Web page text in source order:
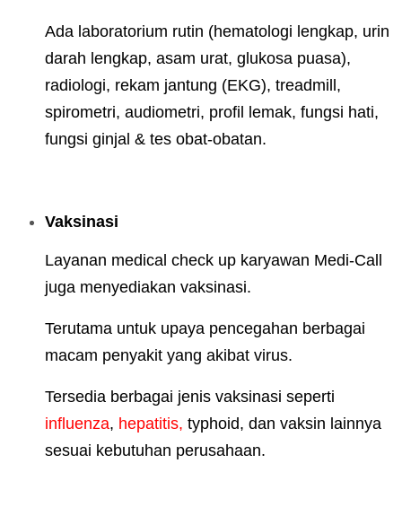
Ada laboratorium rutin (hematologi lengkap, urin
darah lengkap, asam urat, glukosa puasa),
radiologi, rekam jantung (EKG), treadmill,
spirometri, audiometri, profil lemak, fungsi hati,
fungsi ginjal & tes obat-obatan.
Vaksinasi
Layanan medical check up karyawan Medi-Call
juga menyediakan vaksinasi.
Terutama untuk upaya pencegahan berbagai
macam penyakit yang akibat virus.
Tersedia berbagai jenis vaksinasi seperti
influenza, hepatitis, typhoid, dan vaksin lainnya
sesuai kebutuhan perusahaan.